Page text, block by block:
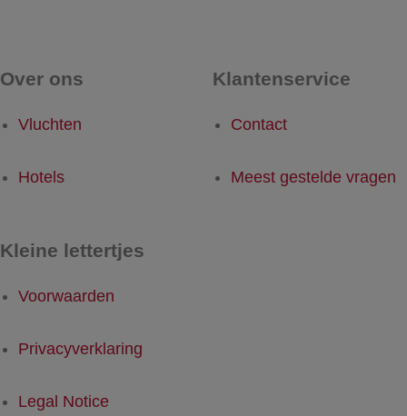
Over ons
Vluchten
Hotels
Klantenservice
Contact
Meest gestelde vragen
Kleine lettertjes
Voorwaarden
Privacyverklaring
Legal Notice